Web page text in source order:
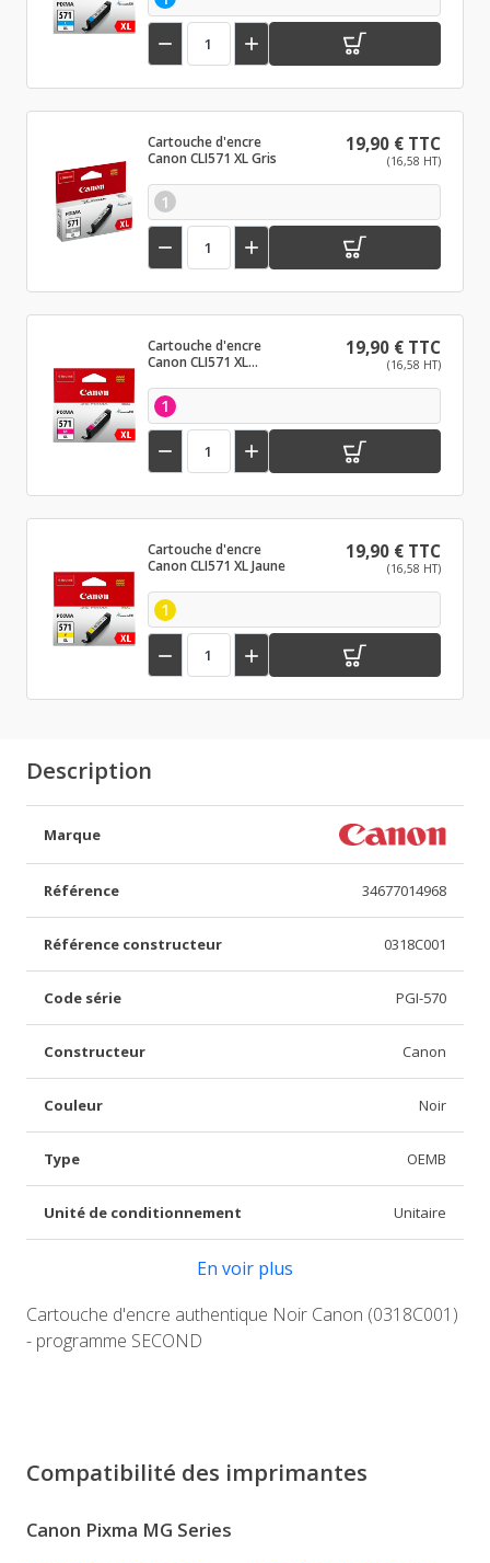
 
Cartouche d'encre
Canon CLI571 XL Gris
19,90 € TTC
(16,58 HT)
1
 
Cartouche d'encre
Canon CLI571 XL
19,90 € TTC
(16,58 HT)
1
 
Cartouche d'encre
Canon CLI571 XL Jaune
19,90 € TTC
(16,58 HT)
1
 
Description
Marque
Référence 34677014968
Référence constructeur 0318C001
Code série PGI-570
Constructeur Canon
Couleur Noir
Type OEMB
Unité de conditionnement Unitaire
En voir plus
Cartouche d'encre authentique Noir Canon (0318C001)
- programme SECOND
Compatibilité des imprimantes
Canon Pixma MG Series